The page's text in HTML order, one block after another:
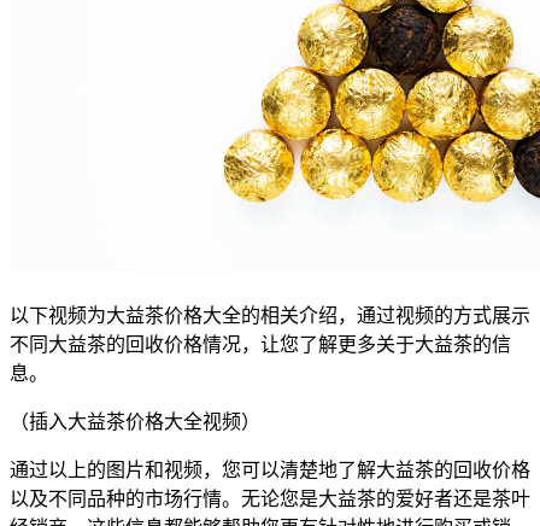
以下视频为大益茶价格大全的相关介绍，通过视频的方式展示
不同大益茶的回收价格情况，让您了解更多关于大益茶的信
息。
（插入大益茶价格大全视频）
通过以上的图片和视频，您可以清楚地了解大益茶的回收价格
以及不同品种的市场行情。无论您是大益茶的爱好者还是茶叶